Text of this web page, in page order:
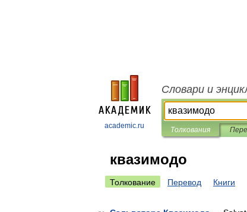
academic.ru
Словари и
Толкования
квазимодо
Толкование Перевод Книги